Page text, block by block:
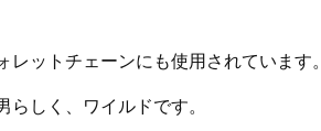
ットチェーンにも使用されています。
しく、ワイルドです。